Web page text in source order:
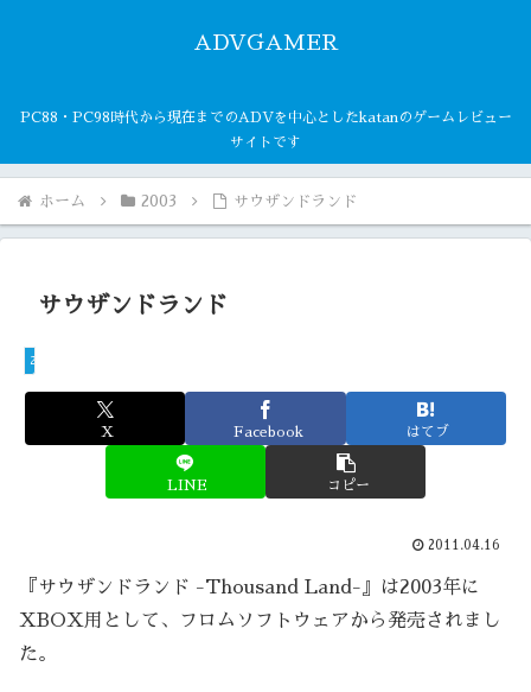
ADVGAMER
PC88・PC98時代から現在までのADVを中心としたkatanのゲームレビュー
サイトです
ホーム 2003 サウザンドランド
サウザンドランド
2003
X Facebook はてブ
LINE コピー
2011.04.16
『サウザンドランド -Thousand Land-』は2003年に
XBOX用として、フロムソフトウェアから発売されまし
た。